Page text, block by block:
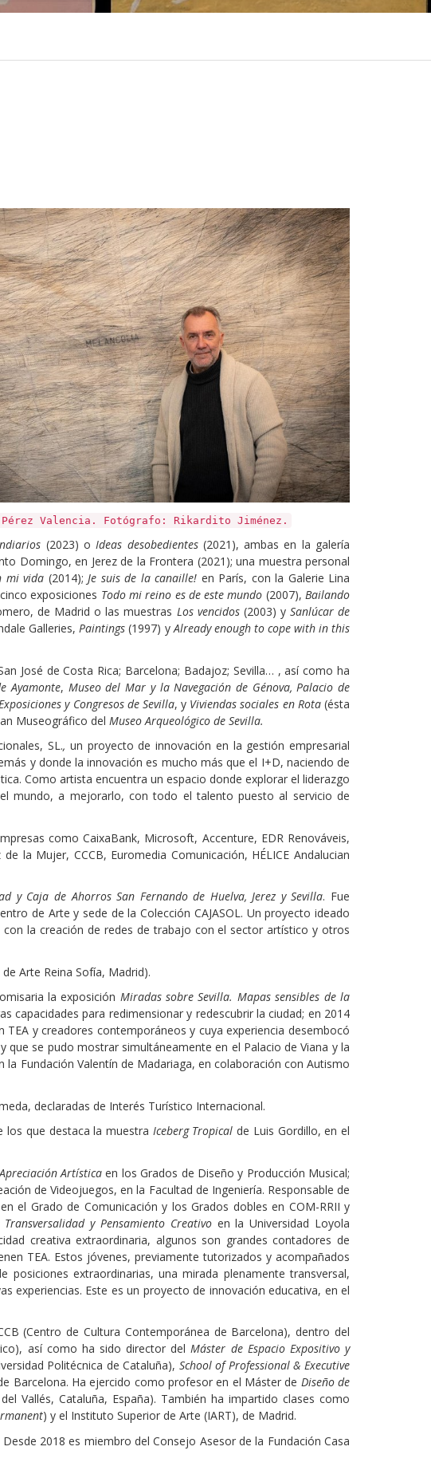
Pérez Valencia. Fotógrafo: Rikardito Jiménez.
(2023) oIdeas desobedientes (2021), ambas en la galería
Domingo, en Jerez de la Frontera (2021); una muestra personal
mi vida (2014); Je suis de la canaille! en París, con la Galerie Lina
exposiciones Todo mi reino es de este mundo (2007),Bailando
de Madrid o las muestras Los vencidos (2003) y Sanlúcar de
Galleries,Paintings (1997) yAlready enough to cope with in this
José de Costa Rica; Barcelona; Badajoz; Sevilla… , así como ha
Ayamonte, Museo del Mar y la Navegación de Génova, Palacio de
y Congresos de Sevilla, y Viviendas sociales en Rota(ésta
Museográfico del Museo Arqueológico de Sevilla.
SL., un proyecto de innovación en la gestión empresarial
y donde la innovación es mucho más que el I+D, naciendo de
Como artista encuentra un espacio donde explorar el liderazgo
mundo, a mejorarlo, con todo el talento puesto al servicio de
como CaixaBank, Microsoft, Accenture, EDR Renováveis,
la Mujer, CCCB, Euromedia Comunicación, HÉLICE Andalucian
y Caja de Ahorros San Fernando de Huelva, Jerez y Sevilla. Fue
de Arte y sede de la Colección CAJASOL. Un proyecto ideado
la creación de redes de trabajo con el sector artístico y otros
Arte Reina Sofía, Madrid).
la exposición Miradas sobre Sevilla. Mapas sensibles de la
capacidades para redimensionar y redescubrir la ciudad; en 2014
y creadores contemporáneos y cuya experiencia desembocó
se pudo mostrar simultáneamente en el Palacio de Viana y la
la Fundación Valentín de Madariaga, en colaboración con Autismo
declaradas de Interés Turístico Internacional.
los que destaca la muestra Iceberg Tropical de Luis Gordillo, en el
Artísticaen los Grados de Diseño y Producción Musical;
de Videojuegos, en la Facultad de Ingeniería. Responsable de
en el Grado de Comunicación y los Grados dobles en COM-RRII y
Transversalidad y Pensamiento Creativoen la Universidad Loyola
creativa extraordinaria, algunos son grandes contadores de
TEA. Estos jóvenes, previamente tutorizados y acompañados
extraordinarias, una mirada plenamente transversal,
experiencias. Este es un proyecto de innovación educativa, en el
(Centro de Cultura Contemporánea de Barcelona), dentro del
así como ha sido director delMáster de Espacio Expositivo y
Politécnica de Cataluña), School of Professional & Executive
Barcelona. Ha ejercido como profesor en el Máster de Diseño de
Vallés, Cataluña, España). También ha impartido clases como
) y el Instituto Superior de Arte (IART), de Madrid.
2018 es miembro del Consejo Asesor de la Fundación Casa